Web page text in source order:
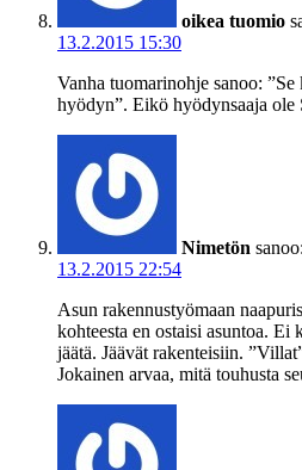
oikea tuomio
13.2.2015 15:30
Vanha tuomarinohje sanoo:
hyödyn”. Eikö hyödynsaaja ole
Nimetön sanoo:
13.2.2015 22:54
Asun rakennustyömaan
kohteesta en ostaisi asuntoa. Ei
jäätä. Jäävät rakenteisiin.
Jokainen arvaa, mitä touhusta